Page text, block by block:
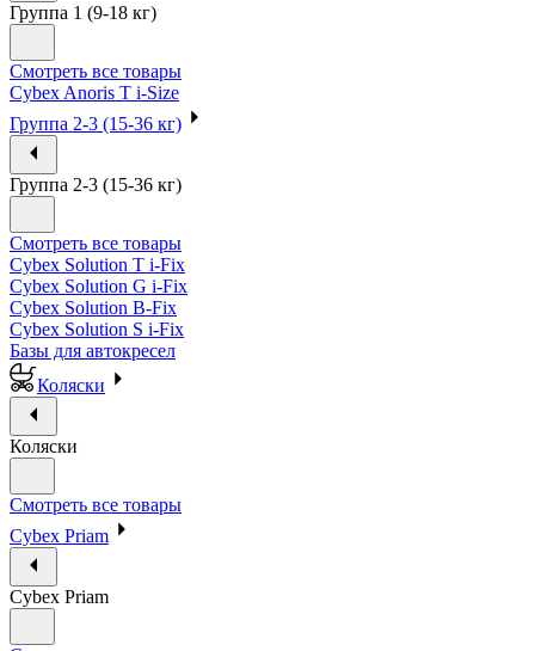
Группа 1 (9-18 кг)
Смотреть все товары
Cybex Anoris T i-Size
Группа 2-3 (15-36 кг)
Группа 2-3 (15-36 кг)
Смотреть все товары
Cybex Solution T i-Fix
Cybex Solution G i-Fix
Cybex Solution B-Fix
Cybex Solution S i-Fix
Базы для автокресел
Коляски
Коляски
Смотреть все товары
Cybex Priam
Cybex Priam